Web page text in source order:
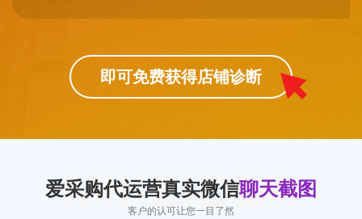
即可免费获得店铺诊断
爱采购代运营真实微信聊天截图
客户的认可让您一目了然
MIKEIDEA